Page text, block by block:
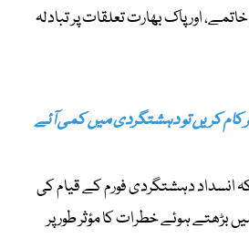
اور پاک بھارت تعلقات پر تبادلہ
کام کریں تو دہشتگردی میں کمی آئے
انسداد دہشتگردی فورم کے قیام کی
بڑھتے ہوئے خطرات کا مؤثر طور پر